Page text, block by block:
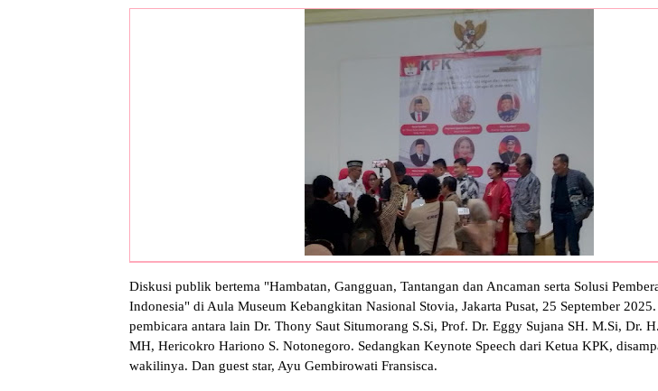
Diskusi publik bertema "Hambatan, Gangguan, Tantangan dan Ancaman serta Solusi
Indonesia" di Aula Museum Kebangkitan Nasional Stovia, Jakarta Pusat, 25 September
pembicara antara lain Dr. Thony Saut Situmorang S.Si, Prof. Dr. Eggy Sujana SH. M.Si, Dr.
MH, Hericokro Hariono S. Notonegoro. Sedangkan Keynote Speech dari Ketua KPK,
wakilinya. Dan guest star, Ayu Gembirowati Fransisca.